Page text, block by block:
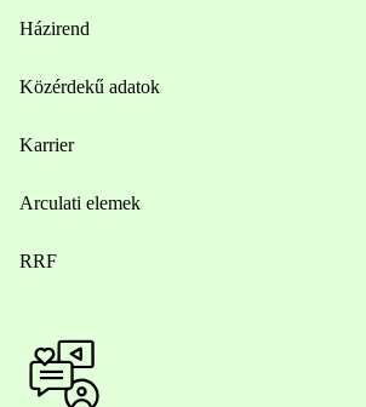
Házirend
Közérdekű adatok
Karrier
Arculati elemek
RRF